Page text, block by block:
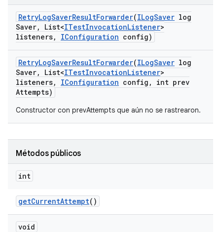
RetryLogSaverResultForwarder(ILogSaver log
Saver, List<ITestInvocationListener>
listeners, IConfiguration config)
RetryLogSaverResultForwarder(ILogSaver log
Saver, List<ITestInvocationListener>
listeners, IConfiguration config ,
int prev
Attempts)
Constructor con prevAttempts que aún no se rastrearon.
Métodos públicos
int
getCurrentAttempt()
void